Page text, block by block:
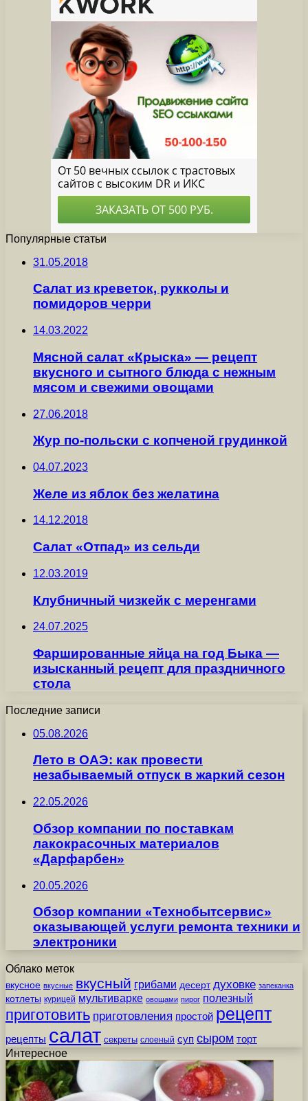
Популярные статьи
31.05.2018
Салат из креветок, рукколы и
помидоров черри
14.03.2022
Мясной салат «Крыска» — рецепт
вкусного и сытного блюда с нежным
мясом и свежими овощами
27.06.2018
Жур по-польски с копченой грудинкой
04.07.2023
Желе из яблок без желатина
14.12.2018
Салат «Отпад» из сельди
12.03.2019
Клубничный чизкейк с меренгами
24.07.2025
Фаршированные яйца на год Быка —
изысканный рецепт для праздничного
стола
Последние записи
05.08.2026
Лето в ОАЭ: как провести
незабываемый отпуск в жаркий сезон
22.05.2026
Обзор компании по поставкам
лакокрасочных материалов
«Дарфарбен»
20.05.2026
Обзор компании «Технобытсервис»
оказывающей услуги ремонта техники и
электроники
Облако меток
вкусное вкусные вкусный грибами десерт духовке запеканка
котлеты курицей мультиварке овощами пирог полезный
приготовить приготовления простой рецепт
рецепты салат секреты слоеный суп сыром торт
Интересное